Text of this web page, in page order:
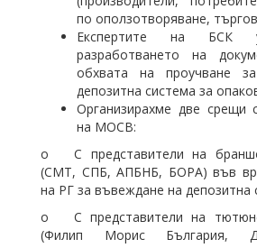
по оползотворяване,
Експертите на БСК
разработването на
обхвата на проучване
депозитна система за
Организирахме две срещи
на МОСВ:
o С представители на
(СМТ, СПБ, АПБНБ, БОРА) във
на РГ за въвеждане на депозитна
o С представители на
(Филип Морис България,